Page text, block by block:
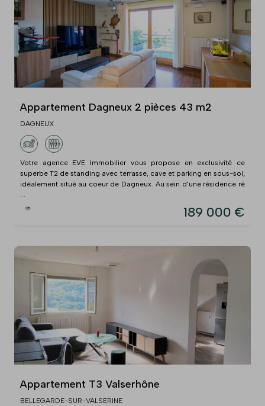
Appartement Dagneux 2 pièces 43 m2
DAGNEUX
Votre agence EVE Immobilier vous propose en exclusivité ce
superbe T2 de standing avec terrasse, cave et parking en sous-sol,
idéalement situé au coeur de Dagneux. Au sein d'une résidence ré
...
189 000 €
Appartement T3 Valserhône
BELLEGARDE-SUR-VALSERINE